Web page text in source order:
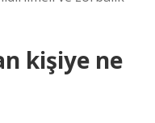
kişiye ne